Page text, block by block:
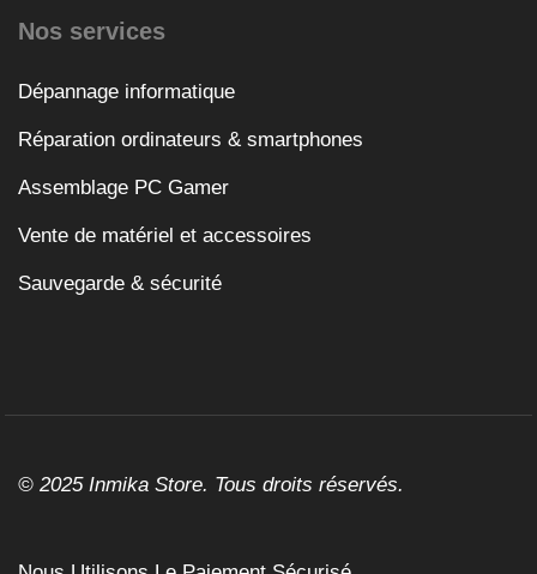
Nos services
Dépannage informatique
Réparation ordinateurs & smartphones
Assemblage PC Gamer
Vente de matériel et accessoires
Sauvegarde & sécurité
© 2025 Inmika Store. Tous droits réservés.